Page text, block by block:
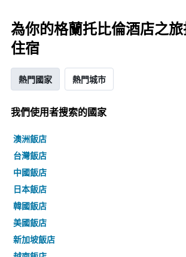
為你的格蘭托比倫酒店之
住宿
熱門國家 熱門城市
我們使用者搜索的國家
澳洲飯店
台灣飯店
中國飯店
日本飯店
韓國飯店
美國飯店
新加坡飯店